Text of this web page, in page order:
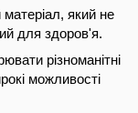
матеріал, який не
для здоров'я.
різноманітні
можливості